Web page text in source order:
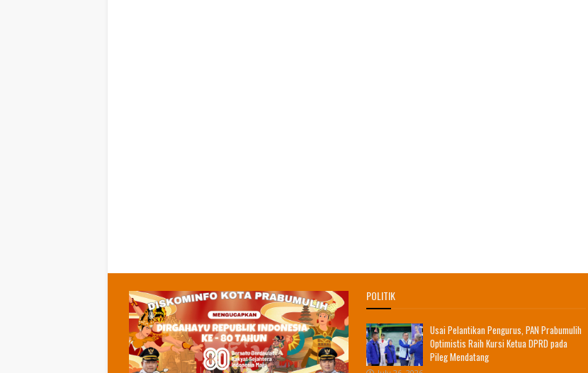
POLITIK
Usai Pelantikan Pengurus, PAN Prabumulih
Optimistis Raih Kursi Ketua DPRD pada
Pileg Mendatang